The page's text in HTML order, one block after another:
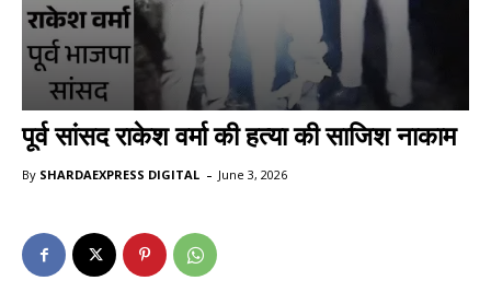
पूर्व सांसद राकेश वर्मा की हत्या की साजिश नाकाम
By SHARDAEXPRESS DIGITAL - June 3, 2026